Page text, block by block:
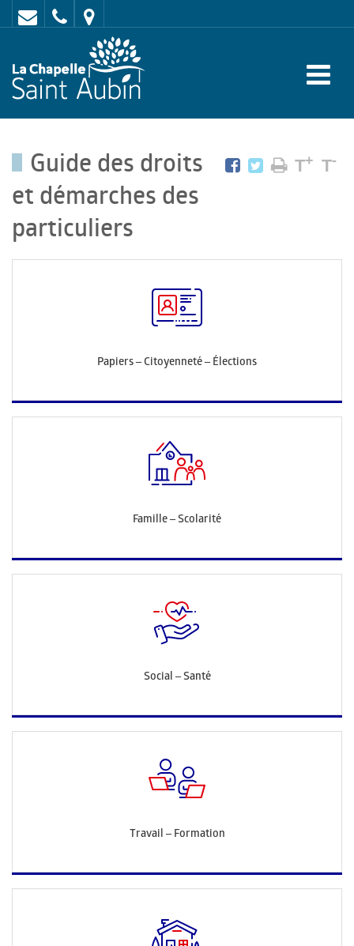
Contact
02
47
62
:
rue
de
-
LA
Guide des droits
et démarches des
particuliers
T+ T-
Papiers – Citoyenneté – Élections
Famille – Scolarité
Social – Santé
Travail – Formation